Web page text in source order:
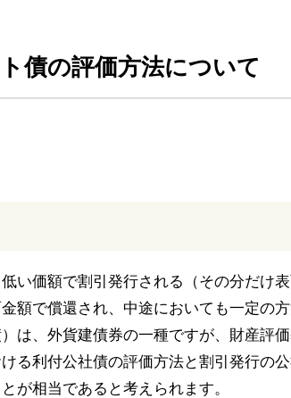
債の評価方法について
い価額で割引発行される（その分だけ
額で償還され、中途においても一定の
は、外貨建債券の一種ですが、財産評
る利付公社債の評価方法と割引発行の
が相当であると考えられます。